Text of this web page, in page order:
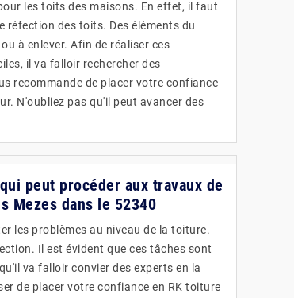
les toits des maisons. En effet, il faut
réfection des toits. Des éléments du
à enlever. Afin de réaliser ces
il va falloir rechercher des
recommande de placer votre confiance
N'oubliez pas qu'il peut avancer des
peut procéder aux travaux de
Mezes dans le 52340
les problèmes au niveau de la toiture.
Il est évident que ces tâches sont
va falloir convier des experts en la
de placer votre confiance en RK toiture